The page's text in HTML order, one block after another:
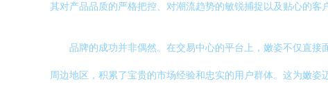
其对产品品质的严格把控、对潮流趋势的敏锐捕捉以及贴心的客
品牌的成功并非偶然。在交易中心的平台上，嫩姿不仅直
周边地区，积累了宝贵的市场经验和忠实的用户群体。这为嫩姿